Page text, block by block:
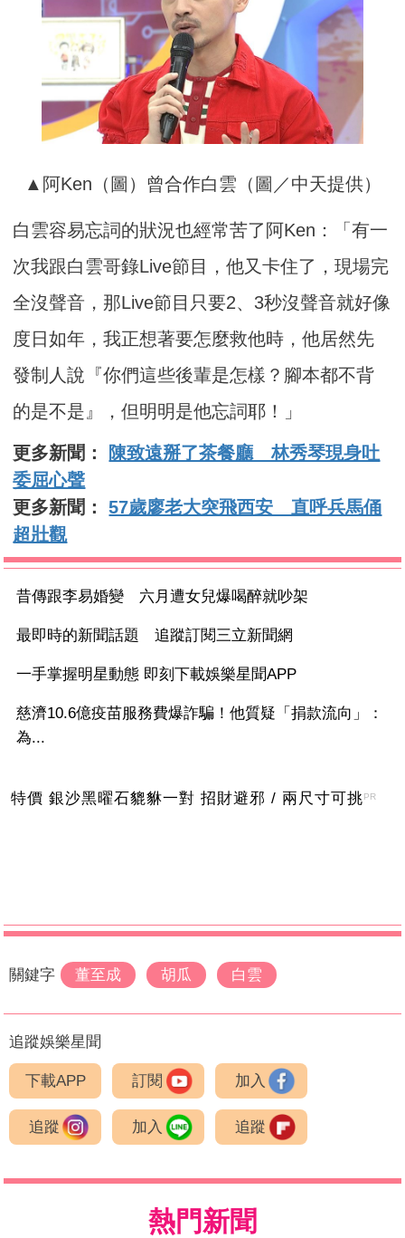
▲阿Ken（圖）曾合作白雲（圖／中天提供）
白雲容易忘詞的狀況也經常苦了阿Ken：「有一
次我跟白雲哥錄Live節目，他又卡住了，現場完
全沒聲音，那Live節目只要2、3秒沒聲音就好像
度日如年，我正想著要怎麼救他時，他居然先
發制人說『你們這些後輩是怎樣？腳本都不背
的是不是』，但明明是他忘詞耶！」
更多新聞：
陳致遠掰了茶餐廳 林秀琴現身吐
委屈心聲
更多新聞：57歲廖老大突飛西安 直呼兵馬俑
超壯觀
昔傳跟李易婚變 六月遭女兒爆喝醉就吵架
最即時的新聞話題 追蹤訂閱三立新聞網
一手掌握明星動態 即刻下載娛樂星聞APP
慈濟10.6億疫苗服務費爆詐騙！他質疑「捐款流向」：
為...
特價 銀沙黑曜石貔貅一對 招財避邪 / 兩尺寸可挑PR
關鍵字 董至成 胡瓜 白雲
追蹤娛樂星聞
下載APP 訂閱 加入
追蹤 加入 追蹤
熱門新聞